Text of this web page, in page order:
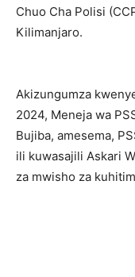
Chuo Cha Polisi
Kilimanjaro.
Akizungumza
2024, Meneja wa
Bujiba, amesema,
ili kuwasajili Askari
za mwisho za